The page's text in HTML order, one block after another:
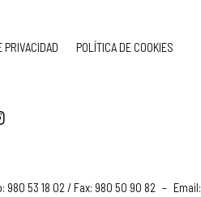
PRIVACIDAD POLÍTICA DE COOKIES
980 53 18 02 / Fax: 980 50 90 82 – Email: